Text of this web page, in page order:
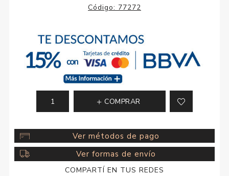
Código: 77272
COMPRAR
Ver métodos de pago
Ver formas de envío
COMPARTÍ EN TUS REDES